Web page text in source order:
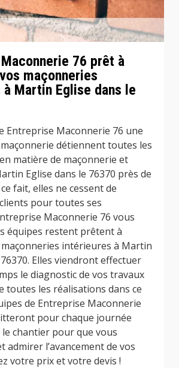
76 prêt à
maçonneries
Martin Eglise dans le
Entreprise Maconnerie 76 une
détiennent toutes les
matière de maçonnerie et
Eglise dans le 76370 près de
fait, elles ne cessent de
pour toutes ses
Maconnerie 76 vous
équipes restent prêtent à
intérieures à Martin
Elles viendront effectuer
le diagnostic de vos travaux
toutes les réalisations dans ce
de Entreprise Maconnerie
pour chaque journée
chantier pour que vous
admirer l’avancement de vos
votre prix et votre devis !